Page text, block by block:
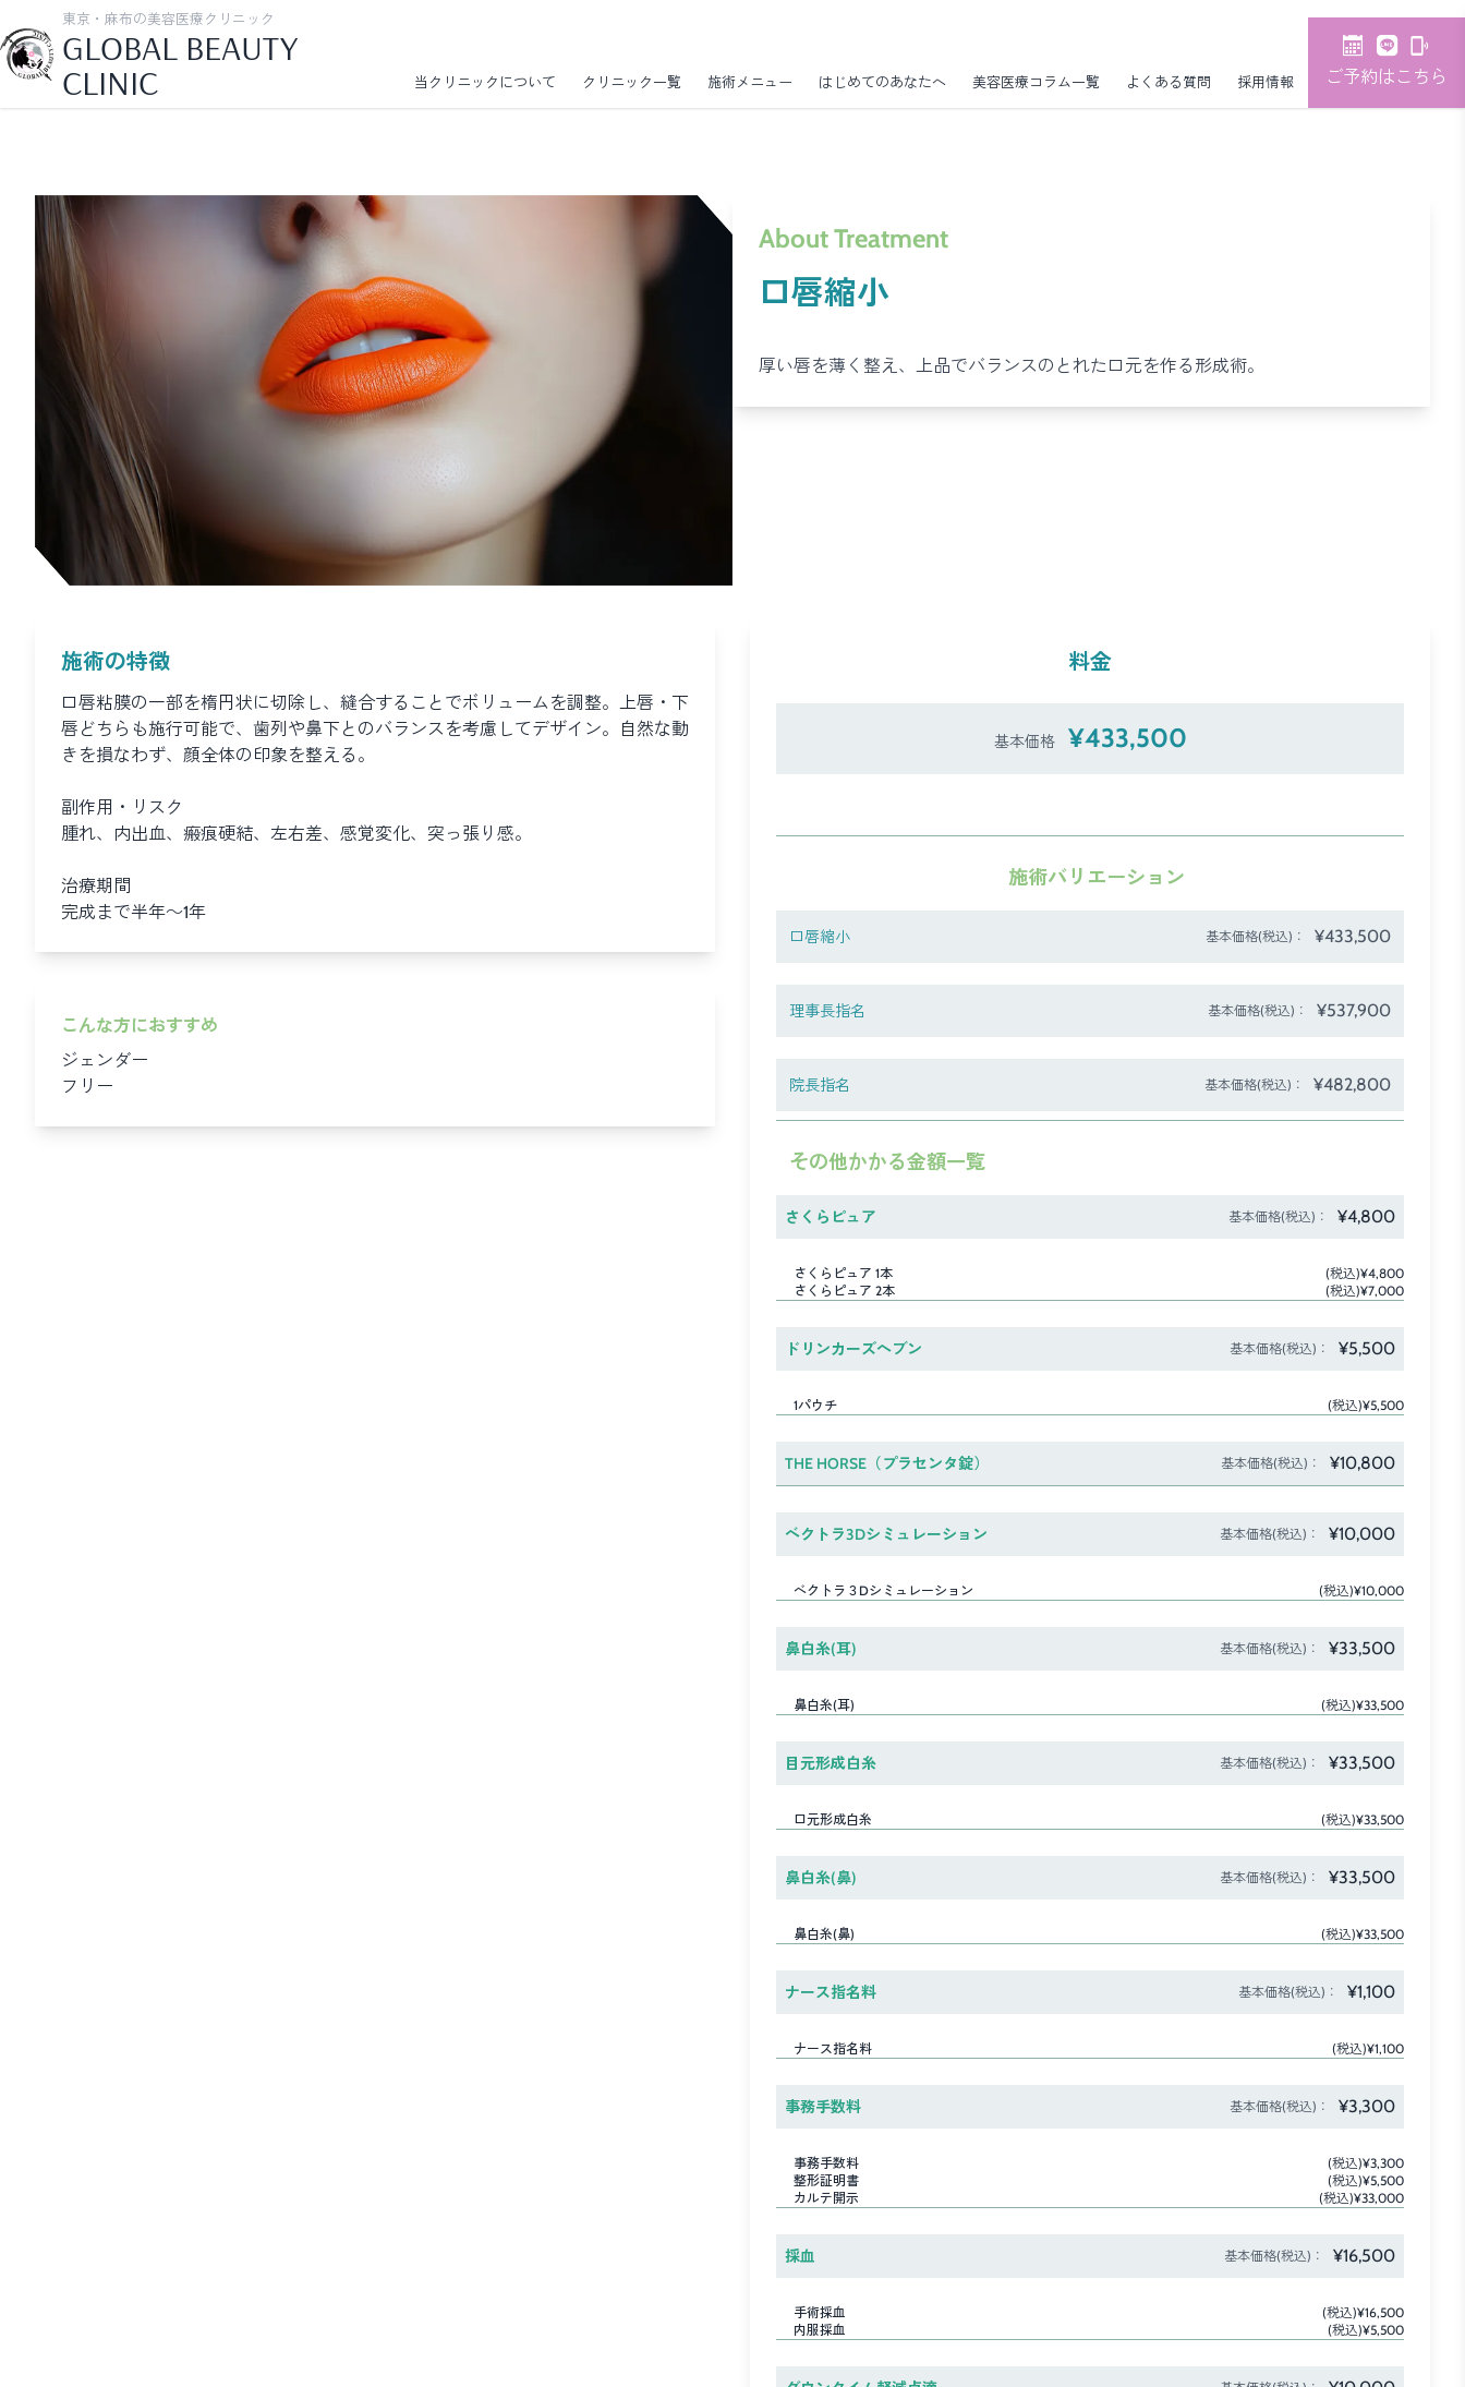
東京・麻布の美容医療クリニック
GLOBAL BEAUTY
CLINIC
当クリニックについて クリニック一覧 施術メニュー はじめてのあなたへ 美容医療コラム一覧 よくある質問 採用情報 ご予約はこちら
About Treatment
口唇縮小
厚い唇を薄く整え、上品でバランスのとれた口元を作る形成術。
施術の特徴
口唇粘膜の一部を楕円状に切除し、縫合することでボリュームを調整。上唇・下
唇どちらも施行可能で、歯列や鼻下とのバランスを考慮してデザイン。自然な動
きを損なわず、顔全体の印象を整える。
副作用・リスク
腫れ、内出血、瘢痕硬結、左右差、感覚変化、突っ張り感。
治療期間
完成まで半年～1年
こんな方におすすめ
ジェンダー
フリー
料金
基本価格 ¥433,500
施術バリエーション
口唇縮小 基本価格(税込)： ¥433,500
理事長指名 基本価格(税込)： ¥537,900
院長指名 基本価格(税込)： ¥482,800
その他かかる金額一覧
さくらピュア 基本価格(税込)： ¥4,800
さくらピュア 1本
(税込)¥4,800
さくらピュア 2本
(税込)¥7,000
ドリンカーズヘブン 基本価格(税込)： ¥5,500
1パウチ (税込)¥5,500
THE HORSE（プラセンタ錠） 基本価格(税込)： ¥10,800
ベクトラ3Dシミュレーション 基本価格(税込)： ¥10,000
ベクトラ３Dシミュレーション (税込)¥10,000
鼻白糸(耳) 基本価格(税込)： ¥33,500
鼻白糸(耳) (税込)¥33,500
目元形成白糸 基本価格(税込)： ¥33,500
口元形成白糸 (税込)¥33,500
鼻白糸(鼻) 基本価格(税込)： ¥33,500
鼻白糸(鼻) (税込)¥33,500
ナース指名料 基本価格(税込)： ¥1,100
ナース指名料 (税込)¥1,100
事務手数料 基本価格(税込)： ¥3,300
事務手数料
(税込)¥3,300
整形証明書
(税込)¥5,500
カルテ開示
(税込)¥33,000
採血 基本価格(税込)： ¥16,500
手術採血
(税込)¥16,500
内服採血
(税込)¥5,500